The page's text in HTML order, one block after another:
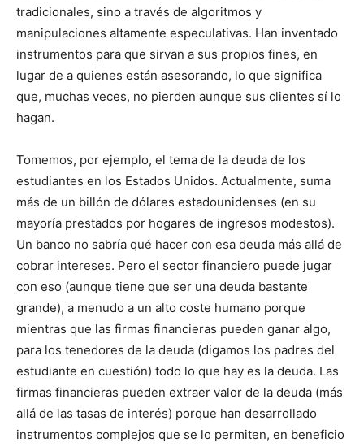
tradicionales, sino a través de algoritmos y
manipulaciones altamente especulativas. Han inventado
instrumentos para que sirvan a sus propios fines, en
lugar de a quienes están asesorando, lo que significa
que, muchas veces, no pierden aunque sus clientes sí lo
hagan.
Tomemos, por ejemplo, el tema de la deuda de los
estudiantes en los Estados Unidos. Actualmente, suma
más de un billón de dólares estadounidenses (en su
mayoría prestados por hogares de ingresos modestos).
Un banco no sabría qué hacer con esa deuda más allá de
cobrar intereses. Pero el sector financiero puede jugar
con eso (aunque tiene que ser una deuda bastante
grande), a menudo a un alto coste humano porque
mientras que las firmas financieras pueden ganar algo,
para los tenedores de la deuda (digamos los padres del
estudiante en cuestión) todo lo que hay es la deuda. Las
firmas financieras pueden extraer valor de la deuda (más
allá de las tasas de interés) porque han desarrollado
instrumentos complejos que se lo permiten, en beneficio